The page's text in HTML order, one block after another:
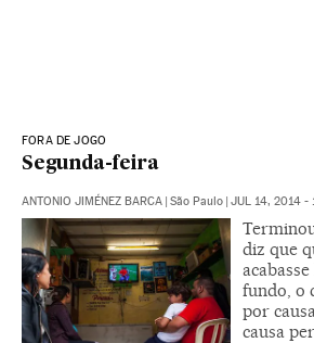
FORA DE JOGO
Segunda-feira
ANTONIO JIMÉNEZ BARCA | São Paulo | JUL 14, 2014 -
diz que
fundo, o
por
causa